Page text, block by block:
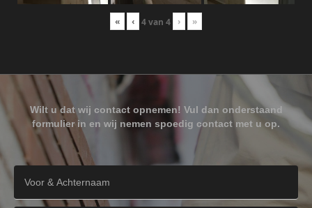
« ‹ 4van 4 › »
Wilt u dat wij contact opnemen! Vul dan onderstaand
formulier in en wij nemen spoedig contact met u op.